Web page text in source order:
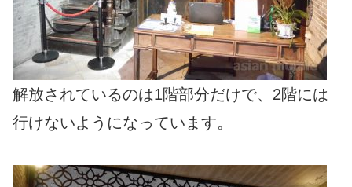
解放されているのは1階部分だけで、2階には
行けないようになっています。